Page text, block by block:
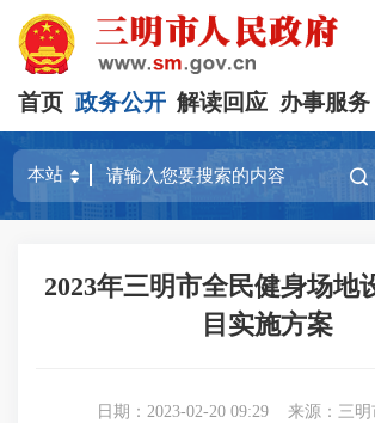
首页 政务公开 解读回应 办事服务
2023年三明市全民健身场地
目实施方案
日期：2023-02-20 09:29 来源：三